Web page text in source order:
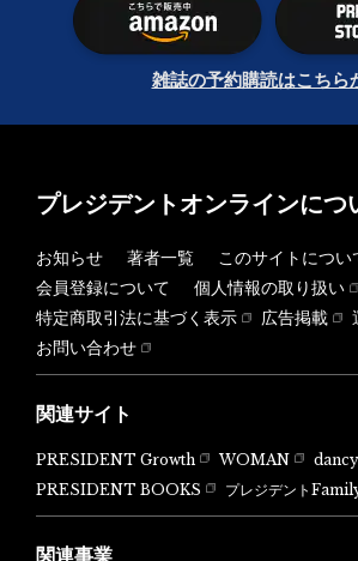
雑誌の予約購読はこちら
プレジデントオンラインにつ
お知らせ 著者一覧
このサイトについ
会員登録について
個人情報の取り扱い
特定商取引法に基づく表示
広告掲載
お問い合わせ
関連サイト
PRESIDENT Growth WOMAN
PRESIDENT BOOKS
プレジデント
関連事業